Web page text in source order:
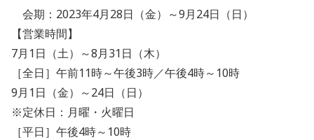
会期：2023年4月28日（金）～9月24日（日）
【営業時間】
7月1日（土）～8月31日（木）
［全日］午前11時～午後3時／午後4時～10時
9月1日（金）～24日（日）
※定休日：月曜・火曜日
［平日］午後4時～10時